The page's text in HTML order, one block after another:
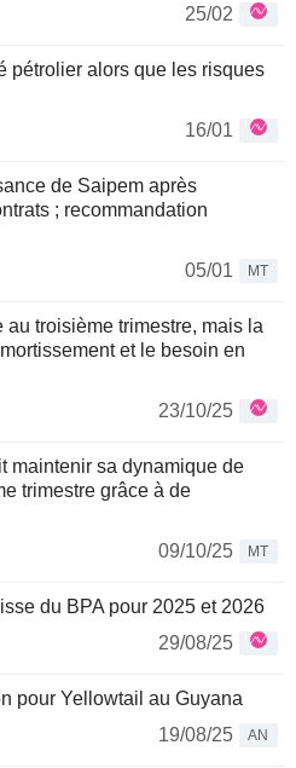
25/02
pétrolier alors que les risques
16/01
de Saipem après
; recommandation
05/01
MT
troisième trimestre, mais la
et le besoin en
23/10/25
maintenir sa dynamique de
trimestre grâce à de
09/10/25
MT
du BPA pour 2025 et 2026
29/08/25
pour Yellowtail au Guyana
19/08/25
AN